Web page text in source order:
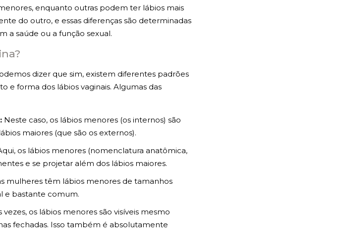
enquanto outras podem ter lábios mais
do outro, e essas diferenças são determinadas
a saúde ou a função sexual.
dizer que sim, existem diferentes padrões
e forma dos lábios vaginais. Algumas das
Neste caso, os lábios menores (os internos) são
maiores (que são os externos).
os lábios menores (nomenclatura anatômica,
e se projetar além dos lábios maiores.
mulheres têm lábios menores de tamanhos
e bastante comum.
vezes, os lábios menores são visíveis mesmo
fechadas. Isso também é absolutamente